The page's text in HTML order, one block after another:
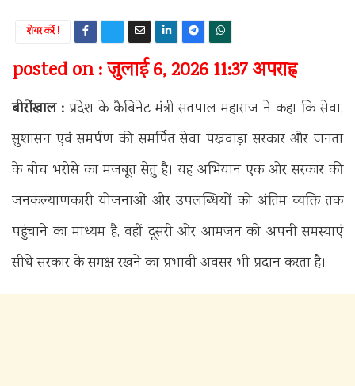
शेयर करें !
posted on : जुलाई 6, 2026 11:37 अपराह्न
बीरोंखाल :प्रदेश के कैबिनेट मंत्री सतपाल महाराज ने कहा कि सेवा,
सुशासन एवं समर्पण की समर्पित सेवा पखवाड़ा सरकार और जनता
के बीच भरोसे का मजबूत सेतु है। यह अभियान एक ओर सरकार की
जनकल्याणकारी योजनाओं और उपलब्धियों को अंतिम व्यक्ति तक
पहुंचाने का माध्यम है, वहीं दूसरी ओर आमजन को अपनी समस्याएं
सीधे सरकार के समक्ष रखने का प्रभावी अवसर भी प्रदान करता है।